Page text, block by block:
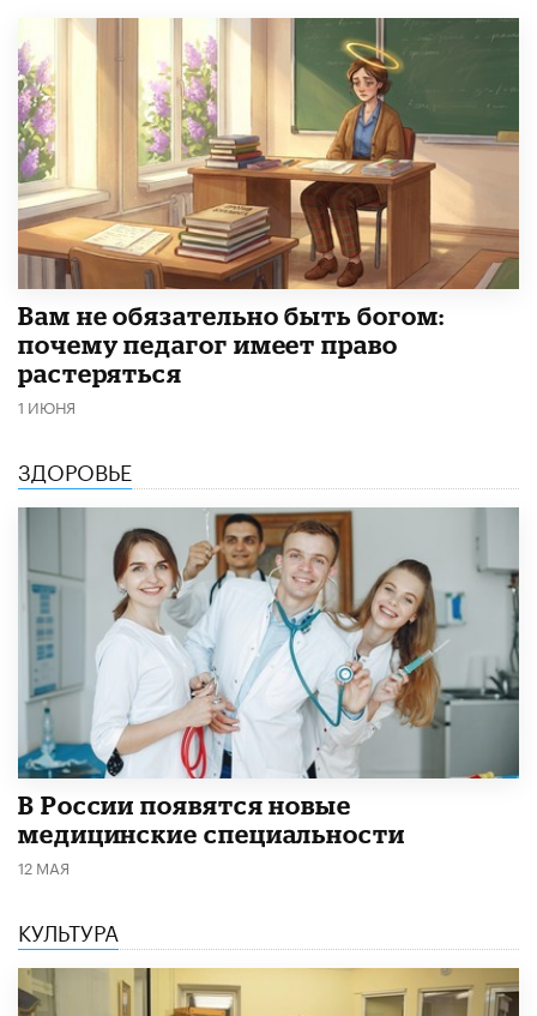
​Вам не обязательно быть богом:
почему педагог имеет право
растеряться
1 ИЮНЯ
ЗДОРОВЬЕ
В России появятся новые
медицинские специальности
12 МАЯ
КУЛЬТУРА